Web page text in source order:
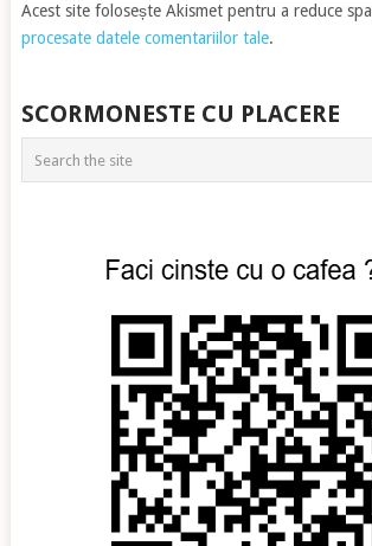
Acest site folosește Akismet pentru a reduce
procesate datele comentariilor tale.
SCORMONESTE CU PLACERE